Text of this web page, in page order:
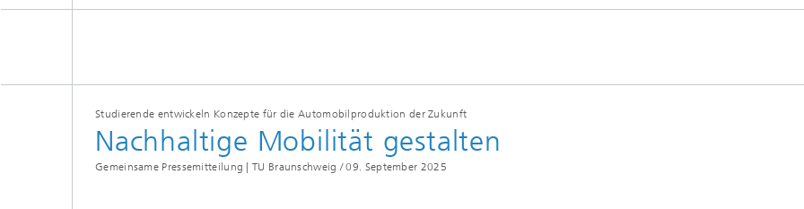
Studierende entwickeln Konzepte für die Automobilproduktion der Zukunft
Nachhaltige Mobilität gestalten
Gemeinsame Pressemitteilung | TU Braunschweig / 09. September 2025